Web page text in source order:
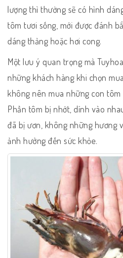
lượng thì thường sẽ có hình
tôm tươi sống, mới được đánh
dáng thảng hoặc hơi cong.
Một lưu ý quan trọng mà
những khách hàng khi chọn
không nên mua những con
Phần tôm bị nhớt, dính vào
đã bị ươn, không những hương
ảnh hưởng đến sức khỏe.